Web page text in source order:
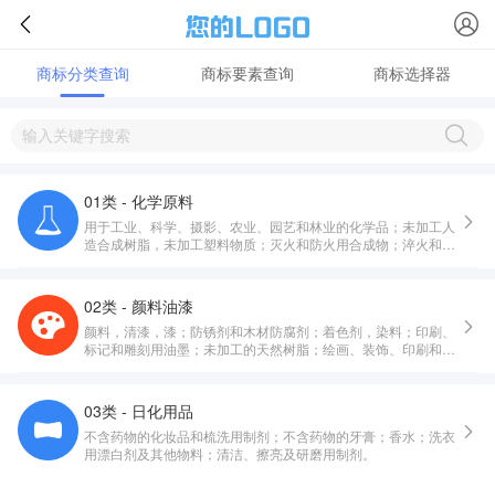
商标分类查询 商标要素查询 商标选择器
01类 - 化学原料
用于工业、科学、摄影、农业、园艺和林业的化学品；未加工人
造合成树脂，未加工塑料物质；灭火和防火用合成物；淬火和焊
02类 - 颜料油漆
颜料，清漆，漆；防锈剂和木材防腐剂；着色剂，染料；印刷、
标记和雕刻用油墨；未加工的天然树脂；绘画、装饰、印刷和艺
03类 - 日化用品
不含药物的化妆品和梳洗用制剂；不含药物的牙膏；香水；洗衣
用漂白剂及其他物料；清洁、擦亮及研磨用制剂。